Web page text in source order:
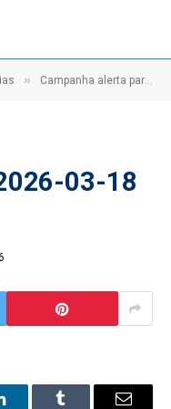
» Campanha alerta para respeito às mulheres e segurança no trânsito em Abaetetuba
03-18